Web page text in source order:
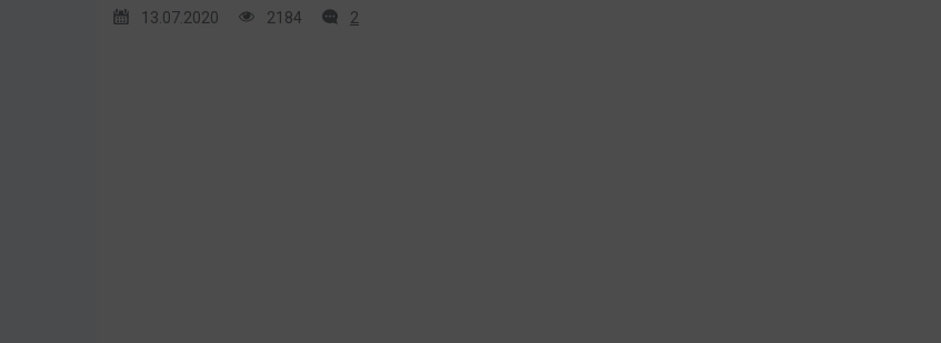
13.07.2020 2184 2